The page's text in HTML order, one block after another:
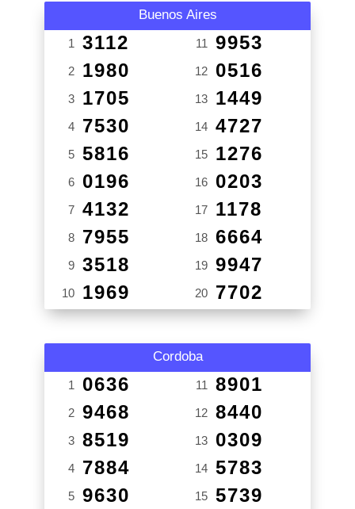
Buenos Aires
1 3112
2 1980
3 1705
4 7530
5 5816
6 0196
7 4132
8 7955
9 3518
10 1969
11 9953
12 0516
13 1449
14 4727
15 1276
16 0203
17 1178
18 6664
19 9947
20 7702
Cordoba
1 0636
2 9468
3 8519
4 7884
5 9630
11 8901
12 8440
13 0309
14 5783
15 5739